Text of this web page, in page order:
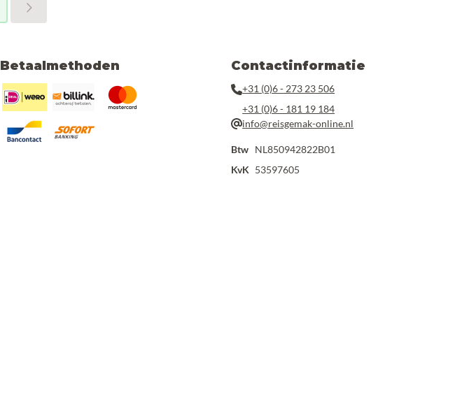
Betaalmethoden Contactinformatie
+31 (0)6 - 273 23 506
+31 (0)6 - 181 19 184
info@reisgemak-online.nl
Btw NL850942822B01
KvK 53597605